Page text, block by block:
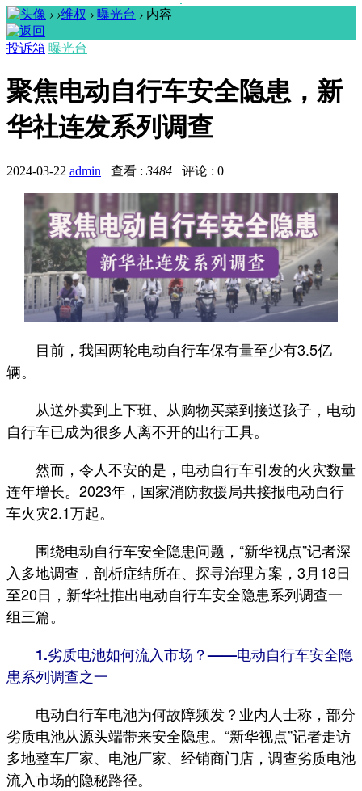
› ›维权 › 曝光台 › 内容
投诉箱 曝光台
聚焦电动自行车安全隐患，新
华社连发系列调查
2024-03-22 admin 查看 : 3484 评论 : 0
目前，我国两轮电动自行车保有量至少有3.5亿
辆。
从送外卖到上下班、从购物买菜到接送孩子，电动
自行车已成为很多人离不开的出行工具。
然而，令人不安的是，电动自行车引发的火灾数量
连年增长。2023年，国家消防救援局共接报电动自行
车火灾2.1万起。
围绕电动自行车安全隐患问题，“新华视点”记者深
入多地调查，剖析症结所在、探寻治理方案，3月18日
至20日，新华社推出电动自行车安全隐患系列调查一
组三篇。
1.劣质电池如何流入市场？——电动自行车安全隐
患系列调查之一
电动自行车电池为何故障频发？业内人士称，部分
劣质电池从源头端带来安全隐患。“新华视点”记者走访
多地整车厂家、电池厂家、经销商门店，调查劣质电池
流入市场的隐秘路径。